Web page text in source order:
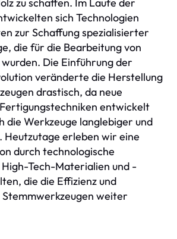
sich Technologien
zur Schaffung spezialisierter
die für die Bearbeitung von
Die Einführung der
veränderte die Herstellung
drastisch, da neue
entwickelt
die Werkzeuge langlebiger und
Heutzutage erleben wir eine
durch technologische
Tech-Materialien und -
die die Effizienz und
weiter